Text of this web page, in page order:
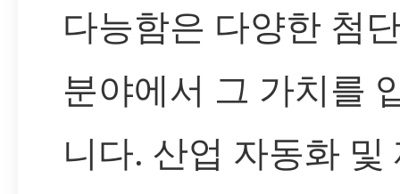
다능함은 다양한 첨
분야에서 그 가치를
니다. 산업 자동화 및